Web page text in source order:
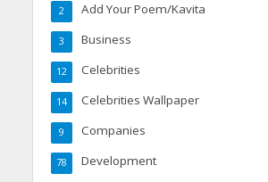
Add Your Poem/Kavita
2
Business
3
Celebrities
12
Celebrities Wallpaper
14
Companies
9
Development
78